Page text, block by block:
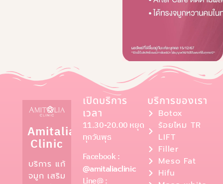
Amitalia
Clinic
บริการ แก้
จมูก เสริม
เปิดบริการ
เวลา
11.30-20.00 หยุด
ทุกวันพุธ
Facebook :
@amitaliaclinic
บริการของเรา
Botox
ร้อยไหม TR
LIFT
Filler
Meso Fat
Hifu